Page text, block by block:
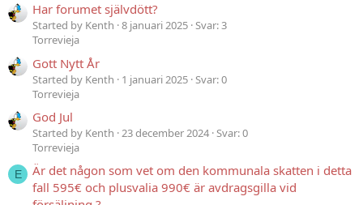
Har forumet självdött?
Started by Kenth 8 januari 2025 Svar: 3
Torrevieja
Gott Nytt År
Started by Kenth 1 januari 2025 Svar: 0
Torrevieja
God Jul
Started by Kenth 23 december 2024 Svar: 0
Torrevieja
E
Är det någon som vet om den kommunala skatten i detta
fall 595€ och plusvalia 990€ är avdragsgilla vid